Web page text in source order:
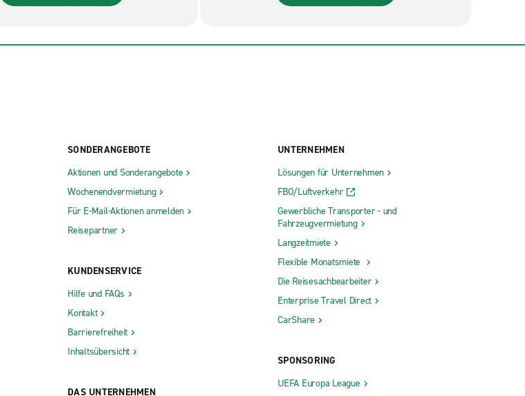
SONDERANGEBOTE
Aktionen und Sonderangebote
Wochenendvermietung
Für E-Mail-Aktionen anmelden
Reisepartner
KUNDENSERVICE
Hilfe und FAQs
Kontakt
Barrierefreiheit
Inhaltsübersicht
DAS UNTERNEHMEN
UNTERNEHMEN
Lösungen für Unternehmen
FBO/Luftverkehr
Gewerbliche Transporter - und
Fahrzeugvermietung
Langzeitmiete
Flexible Monatsmiete
Die Reisesachbearbeiter
Enterprise Travel Direct
CarShare
SPONSORING
UEFA Europa League